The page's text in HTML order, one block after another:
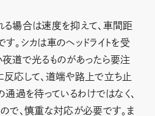
る場合は速度を抑えて、車間距
。シカは車のヘッドライトを受
夜道で光るものがあったら要注
反応して、道端や路上で立ち止
通過を待っているわけではなく、
ので、慎重な対応が必要です。ま